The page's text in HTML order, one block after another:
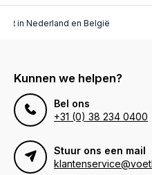
in Nederland en België
Kunnen we helpen?
Bel ons
+31 (0) 38 234 0400
Stuur ons een mail